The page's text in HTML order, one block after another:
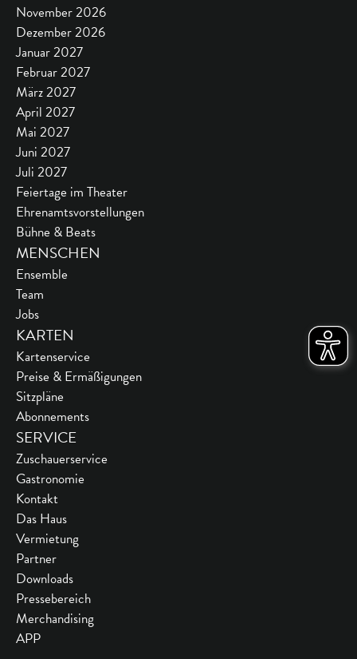
November 2026
Dezember 2026
Januar 2027
Februar 2027
März 2027
April 2027
Mai 2027
Juni 2027
Juli 2027
Feiertage im Theater
Ehrenamtsvorstellungen
Bühne & Beats
MENSCHEN
Ensemble
Team
Jobs
KARTEN
Kartenservice
Preise & Ermäßigungen
Sitzpläne
Abonnements
SERVICE
Zuschauerservice
Gastronomie
Kontakt
Das Haus
Vermietung
Partner
Downloads
Pressebereich
Merchandising
APP